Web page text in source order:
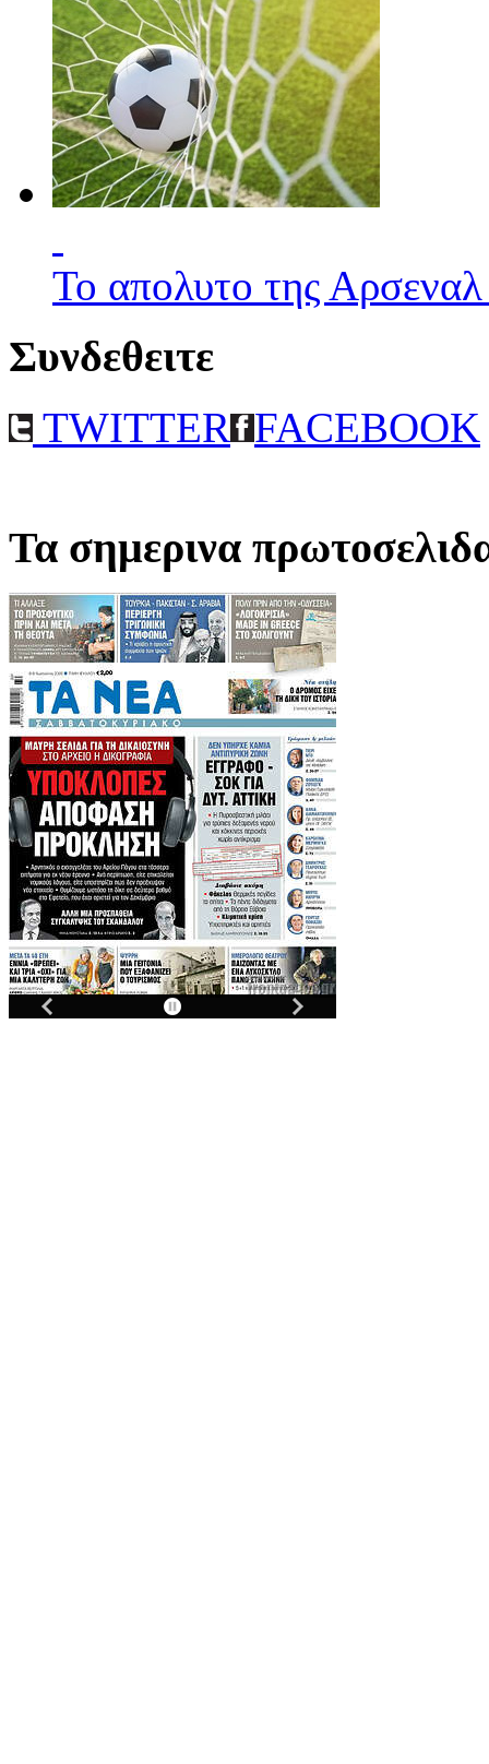
Το απολυτο της
Συνδεθειτε
TWITTER FACEBOOK
Τα σημερινα